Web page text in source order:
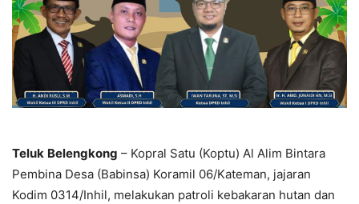
Teluk Belengkong – Kopral Satu (Koptu) Al Alim Bintara
Pembina Desa (Babinsa) Koramil 06/Kateman, jajaran
Kodim 0314/Inhil, melakukan patroli kebakaran hutan dan